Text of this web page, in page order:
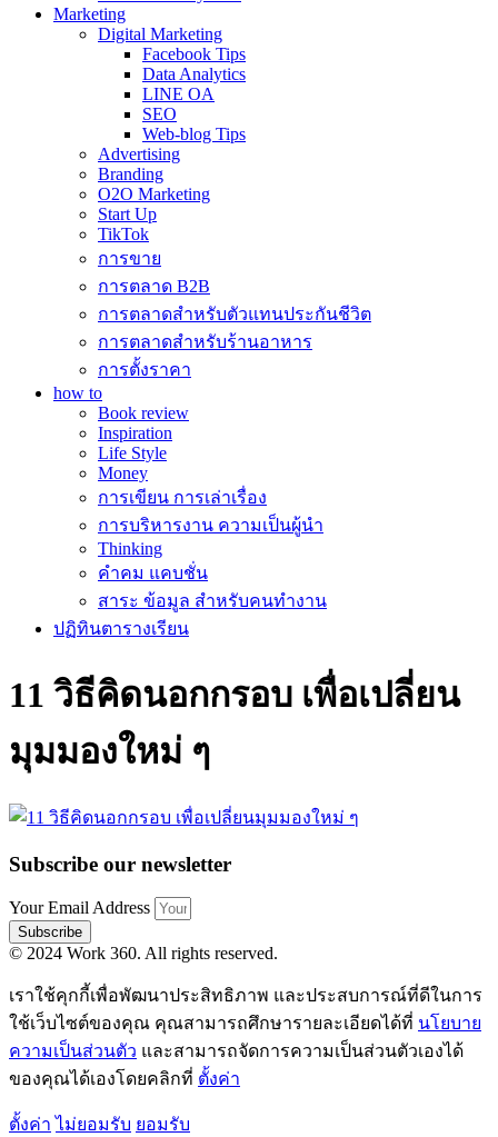
Marketing
Digital Marketing
Facebook Tips
Data Analytics
LINE OA
SEO
Web-blog Tips
Advertising
Branding
O2O Marketing
Start Up
TikTok
การขาย
การตลาด B2B
การตลาดสำหรับตัวแทนประกันชีวิต
การตลาดสำหรับร้านอาหาร
การตั้งราคา
how to
Book review
Inspiration
Life Style
Money
การเขียน การเล่าเรื่อง
การบริหารงาน ความเป็นผู้นำ
Thinking
คำคม แคบชั่น
สาระ ข้อมูล สำหรับคนทำงาน
ปฏิทินตารางเรียน
11 วิธีคิดนอกกรอบ เพื่อเปลี่ยน
มุมมองใหม่ ๆ
Subscribe our newsletter
Your Email Address
Subscribe
© 2024 Work 360. All rights reserved.
เราใช้คุกกี้เพื่อพัฒนาประสิทธิภาพ และประสบการณ์ที่ดีในการ
ใช้เว็บไซต์ของคุณ คุณสามารถศึกษารายละเอียดได้ที่ นโยบาย
ความเป็นส่วนตัว และสามารถจัดการความเป็นส่วนตัวเองได้
ของคุณได้เองโดยคลิกที่ ตั้งค่า
ตั้งค่า ไม่ยอมรับ ยอมรับ